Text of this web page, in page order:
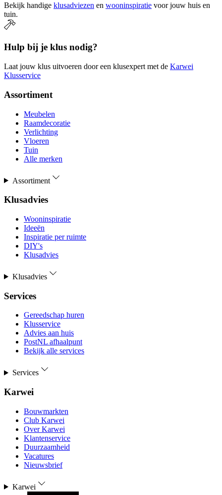
Bekijk handige klusadviezen en wooninspiratie voor jouw huis en
tuin.
Hulp bij je klus nodig?
Laat jouw klus uitvoeren door een klusexpert met de Karwei
Klusservice
Assortiment
Meubelen
Raamdecoratie
Verlichting
Vloeren
Tuin
Alle merken
Assortiment
Klusadvies
Wooninspiratie
Ideeën
Inspiratie per ruimte
DIY's
Klusadvies
Klusadvies
Services
Gereedschap huren
Klusservice
Advies aan huis
PostNL afhaalpunt
Bekijk alle services
Services
Karwei
Bouwmarkten
Club Karwei
Over Karwei
Klantenservice
Duurzaamheid
Vacatures
Nieuwsbrief
Karwei